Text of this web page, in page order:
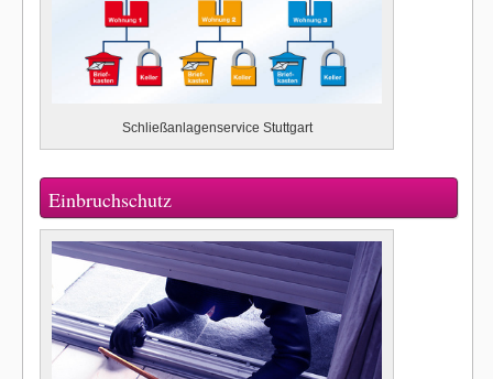
Schließanlagenservice Stuttgart
Einbruchschutz